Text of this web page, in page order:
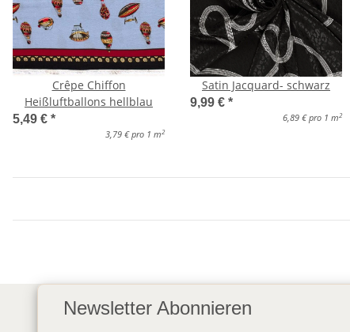
Crêpe Chiffon
Heißluftballons hellblau
5,49 € *
3,79 € pro 1 m2
Satin Jacquard- schwarz
9,99 € *
6,89 € pro 1 m2
Newsletter Abonnieren